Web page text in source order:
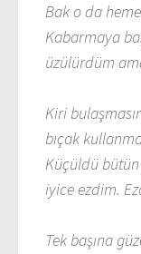
Bak o da
Kabarmaya
üzülürdüm
Kiri
bıçak
Küçüldü bütün
iyice ezdim.
Tek başına